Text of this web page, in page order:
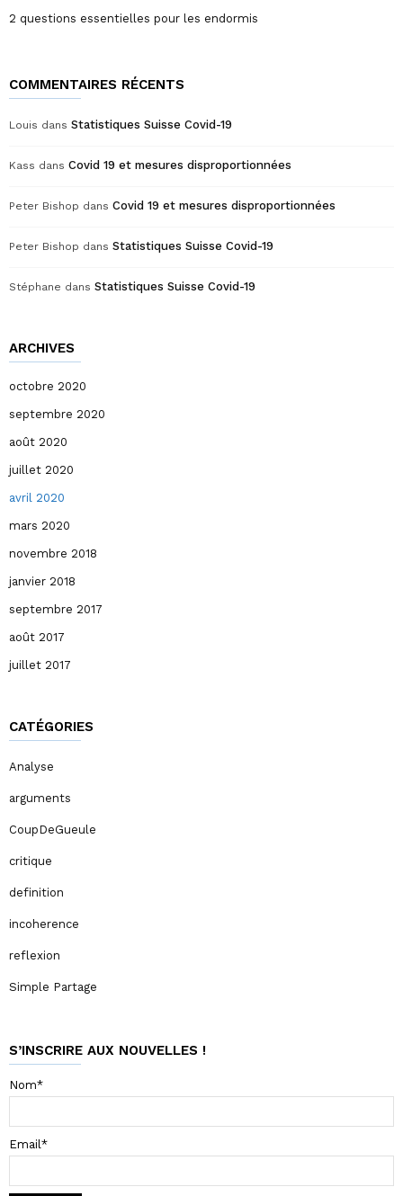
2 questions essentielles pour les endormis
COMMENTAIRES RÉCENTS
Louis dans Statistiques Suisse Covid-19
Kass dans Covid 19 et mesures disproportionnées
Peter Bishop dans Covid 19 et mesures disproportionnées
Peter Bishop dans Statistiques Suisse Covid-19
Stéphane dans Statistiques Suisse Covid-19
ARCHIVES
octobre 2020
septembre 2020
août 2020
juillet 2020
avril 2020
mars 2020
novembre 2018
janvier 2018
septembre 2017
août 2017
juillet 2017
CATÉGORIES
Analyse
arguments
CoupDeGueule
critique
definition
incoherence
reflexion
Simple Partage
S’INSCRIRE AUX NOUVELLES !
Nom*
Email*